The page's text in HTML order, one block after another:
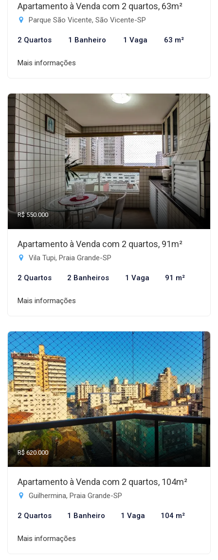
Apartamento à Venda com 2 quartos, 63m²
Parque São Vicente, São Vicente-SP
2 Quartos 1 Banheiro 1 Vaga 63 m²
Mais informações
R$ 550.000
Apartamento à Venda com 2 quartos, 91m²
Vila Tupi, Praia Grande-SP
2 Quartos 2 Banheiros 1 Vaga 91 m²
Mais informações
R$ 620.000
Apartamento à Venda com 2 quartos, 104m²
Guilhermina, Praia Grande-SP
2 Quartos 1 Banheiro 1 Vaga 104 m²
Mais informações